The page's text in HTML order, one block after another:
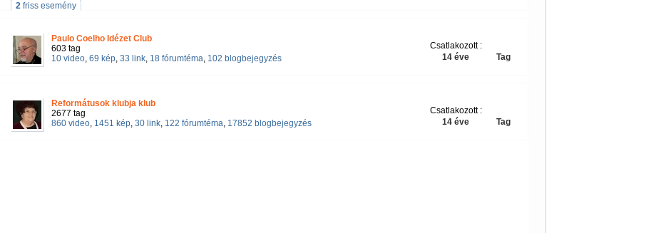
2friss esemény
Paulo Coelho Idézet Club
603 tag
10 video, 69 kép, 33 link, 18 fórumtéma, 102 blogbejegyzés Tag
Csatlakozott :
14 éve
Reformátusok klubja klub
2677 tag
860 video, 1451 kép, 30 link, 122 fórumtéma, 17852 blogbejegyzés Tag
Csatlakozott :
14 éve